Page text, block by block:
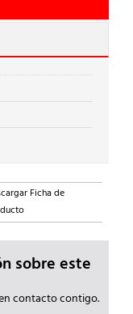
Ficha de
sobre este
contacto contigo.